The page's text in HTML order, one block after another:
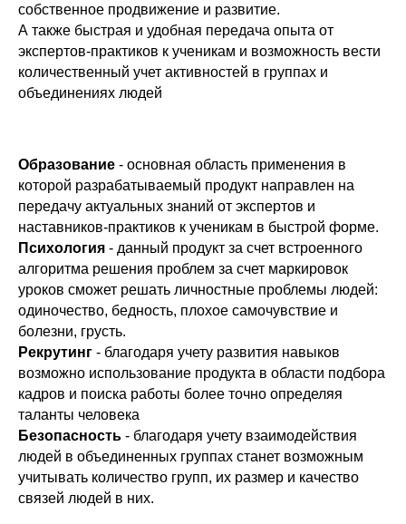
собственное продвижение и развитие.
А также быстрая и удобная передача опыта от
экспертов-практиков к ученикам и возможность вести
количественный учет активностей в группах и
объединениях людей
Образование - основная область применения в
которой разрабатываемый продукт направлен на
передачу актуальных знаний от экспертов и
наставников-практиков к ученикам в быстрой форме.
Психология - данный продукт за счет встроенного
алгоритма решения проблем за счет маркировок
уроков сможет решать личностные проблемы людей:
одиночество, бедность, плохое самочувствие и
болезни, грусть.
Рекрутинг - благодаря учету развития навыков
возможно использование продукта в области подбора
кадров и поиска работы более точно определяя
таланты человека
Безопасность - благодаря учету взаимодействия
людей в объединенных группах станет возможным
учитывать количество групп, их размер и качество
связей людей в них.